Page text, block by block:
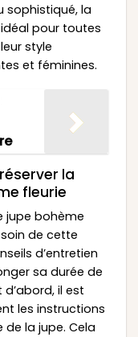
sophistiqué, la
pour toutes
style
et féminines.
la
fleurie
jupe bohème
de cette
d’entretien
sa durée de
il est
les instructions
de la jupe. Cela